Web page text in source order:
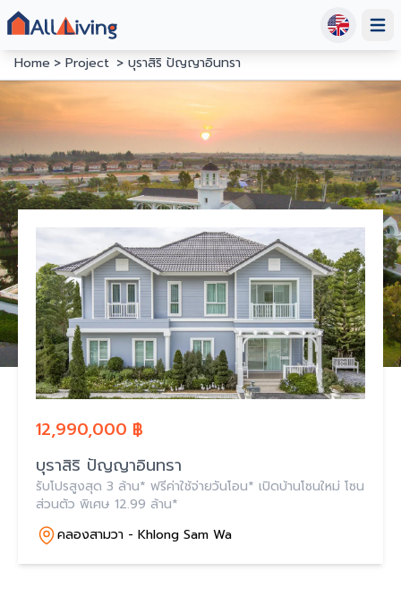
Home
Project บุราสิริ ปัญญาอินทรา
12,990,000 ฿
บุราสิริ ปัญญาอินทรา
รับโปรสูงสุด 3 ล้าน* ฟรีค่าใช้จ่ายวันโอน* เปิดบ้านโซนใหม่ โซน
ส่วนตัว พิเศษ 12.99 ล้าน*
คลองสามวา - Khlong Sam Wa